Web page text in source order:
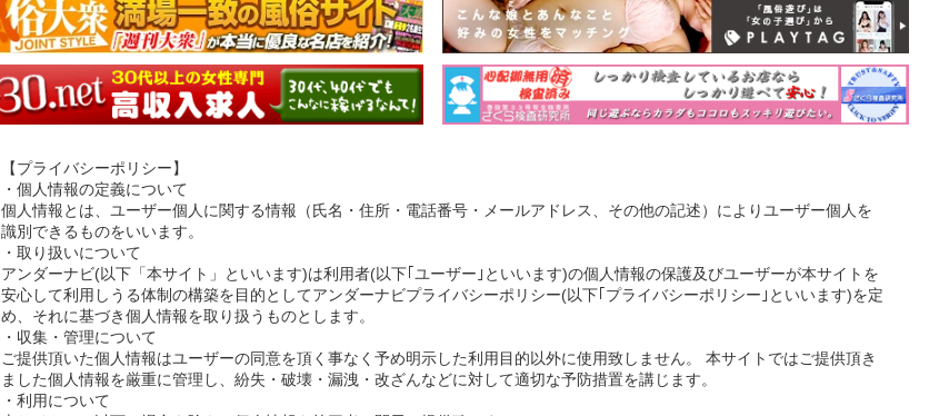
【プライバシーポリシー】
・個人情報の定義について
個人情報とは、ユーザー個人に関する情報（氏名・住所・電話番号・メールアドレス、その他の記述）によりユーザー個人を
識別できるものをいいます。
・取り扱いについて
アンダーナビ(以下「本サイト」といいます)は利用者(以下｢ユーザー｣といいます)の個人情報の保護及びユーザーが本サイトを
安心して利用しうる体制の構築を目的としてアンダーナビプライバシーポリシー(以下｢プライバシーポリシー｣といいます)を定
め、それに基づき個人情報を取り扱うものとします。
・収集・管理について
ご提供頂いた個人情報はユーザーの同意を頂く事なく予め明示した利用目的以外に使用致しません。 本サイトではご提供頂き
ました個人情報を厳重に管理し、紛失・破壊・漏洩・改ざんなどに対して適切な予防措置を講じます。
・利用について